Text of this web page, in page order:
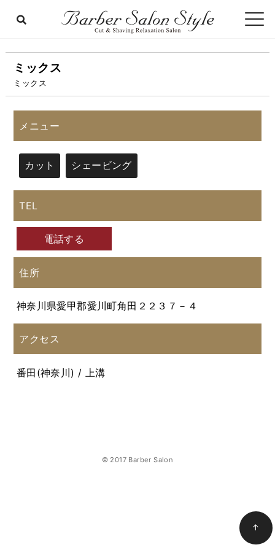
ミックス
ミックス
メニュー
カット シェービング
TEL
電話する
住所
神奈川県愛甲郡愛川町角田２２３７－４
アクセス
番田(神奈川) / 上溝
© 2017 Barber Salon
↑